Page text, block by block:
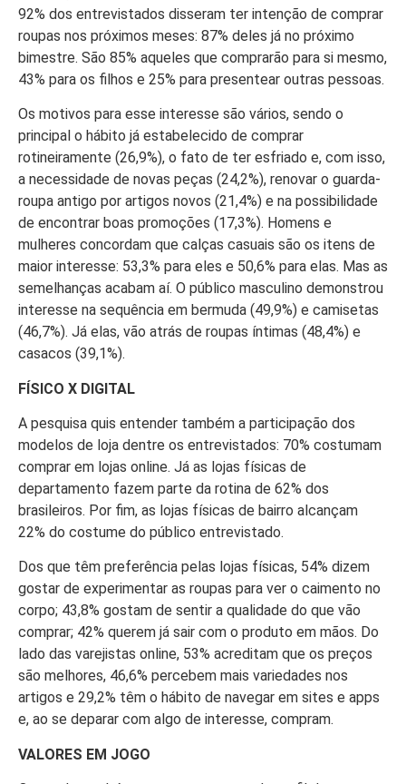
92% dos entrevistados disseram ter intenção de comprar
roupas nos próximos meses: 87% deles já no próximo
bimestre. São 85% aqueles que comprarão para si mesmo,
43% para os filhos e 25% para presentear outras pessoas.
Os motivos para esse interesse são vários, sendo o
principal o hábito já estabelecido de comprar
rotineiramente (26,9%), o fato de ter esfriado e, com isso,
a necessidade de novas peças (24,2%), renovar o guarda-
roupa antigo por artigos novos (21,4%) e na possibilidade
de encontrar boas promoções (17,3%). Homens e
mulheres concordam que calças casuais são os itens de
maior interesse: 53,3% para eles e 50,6% para elas. Mas as
semelhanças acabam aí. O público masculino demonstrou
interesse na sequência em bermuda (49,9%) e camisetas
(46,7%). Já elas, vão atrás de roupas íntimas (48,4%) e
casacos (39,1%).
FÍSICO X DIGITAL
A pesquisa quis entender também a participação dos
modelos de loja dentre os entrevistados: 70% costumam
comprar em lojas online. Já as lojas físicas de
departamento fazem parte da rotina de 62% dos
brasileiros. Por fim, as lojas físicas de bairro alcançam
22% do costume do público entrevistado.
Dos que têm preferência pelas lojas físicas, 54% dizem
gostar de experimentar as roupas para ver o caimento no
corpo; 43,8% gostam de sentir a qualidade do que vão
comprar; 42% querem já sair com o produto em mãos. Do
lado das varejistas online, 53% acreditam que os preços
são melhores, 46,6% percebem mais variedades nos
artigos e 29,2% têm o hábito de navegar em sites e apps
e, ao se deparar com algo de interesse, compram.
VALORES EM JOGO